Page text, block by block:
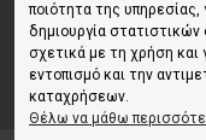
ποιότητα της υπηρεσίας,
δημιουργία στατιστικών
σχετικά με τη χρήση και
εντοπισμό και την
καταχρήσεων.
Θέλω να μάθω
Γιατί οι
σε 48
July